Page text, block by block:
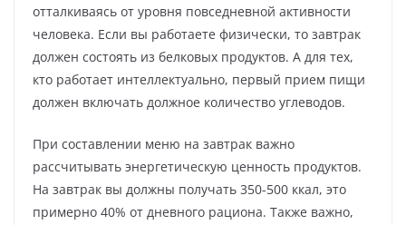
отталкиваясь от уровня повседневной активности
человека. Если вы работаете физически, то завтрак
должен состоять из белковых продуктов. А для тех,
кто работает интеллектуально, первый прием пищи
должен включать должное количество углеводов.
При составлении меню на завтрак важно
рассчитывать энергетическую ценность продуктов.
На завтрак вы должны получать 350-500 ккал, это
примерно 40% от дневного рациона. Также важно,